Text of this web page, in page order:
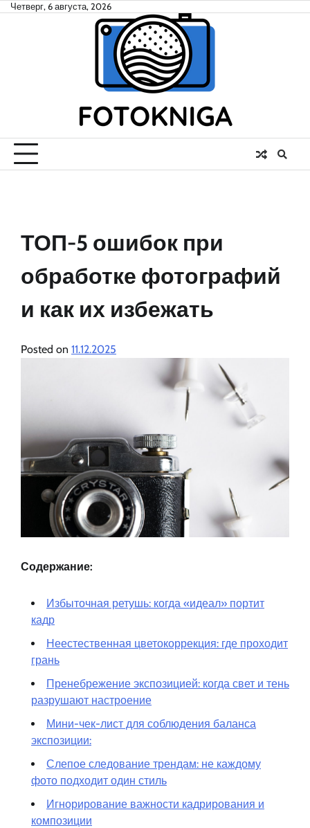
SkipЧетверг, 6 августа, 2026
ТОП-5 ошибок при
обработке фотографий
и как их избежать
Posted on 11.12.2025
Содержание:
Избыточная ретушь: когда «идеал» портит
кадр
Неестественная цветокоррекция: где проходит
грань
Пренебрежение экспозицией: когда свет и тень
разрушают настроение
Мини-чек-лист для соблюдения баланса
экспозиции:
Слепое следование трендам: не каждому
фото подходит один стиль
Игнорирование важности кадрирования и
композиции